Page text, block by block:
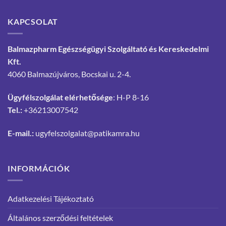
KAPCSOLAT
Balmazpharm Egészségügyi Szolgáltató és Kereskedelmi
Kft.
4060 Balmazújváros, Bocskai u. 2-4.
Ügyfélszolgálat elérhetősége: H-P 8-16
Tel.:+36213007542
E-mail.: ugyfelszolgalat@patikamra.hu
INFORMÁCIÓK
Adatkezelési Tájékoztató
Általános szerződési feltételek